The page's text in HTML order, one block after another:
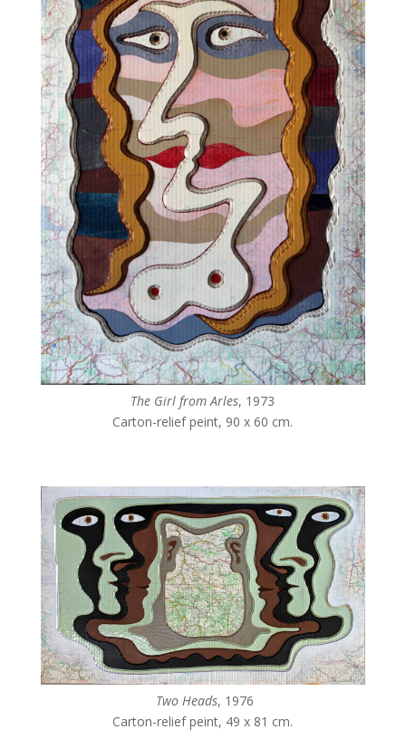
The Girl from Arles, 1973
Carton-relief peint, 90 x 60 cm.
Two Heads, 1976
Carton-relief peint, 49 x 81 cm.